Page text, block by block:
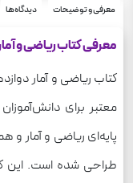
وزن
معرفی و توضیحات دیدگاه‌ها
معرفی کتاب ریاضی و
کتاب ریاضی و آمار
معتبر برای
پایه‌ای ریاضی و آمار و
طراحی شده است. این